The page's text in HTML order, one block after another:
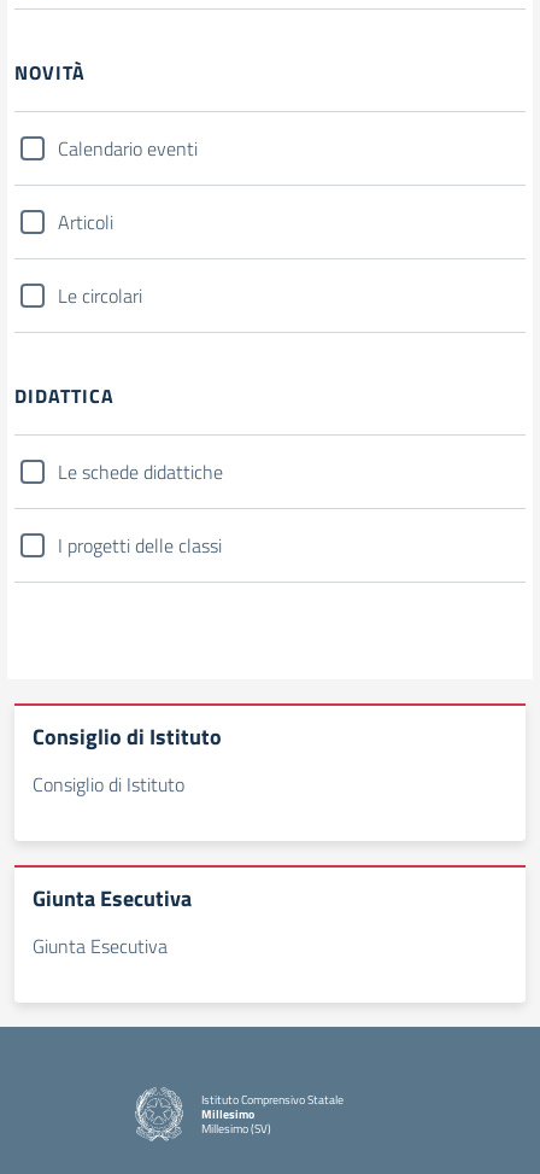
NOVITÀ
Calendario eventi
Articoli
Le circolari
DIDATTICA
Le schede didattiche
I progetti delle classi
Consiglio di Istituto
Consiglio di Istituto
Giunta Esecutiva
Giunta Esecutiva
Istituto Comprensivo Statale
Millesimo
Millesimo (SV)